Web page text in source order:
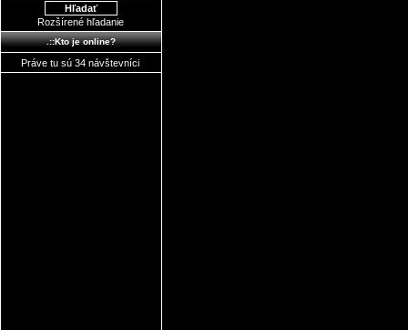
Rozšírené hľadanie
.::Kto je online?
Práve tu sú 34 návštevníci